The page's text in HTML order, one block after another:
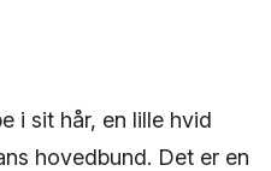
i sit hår, en lille hvid
hovedbund. Det er en